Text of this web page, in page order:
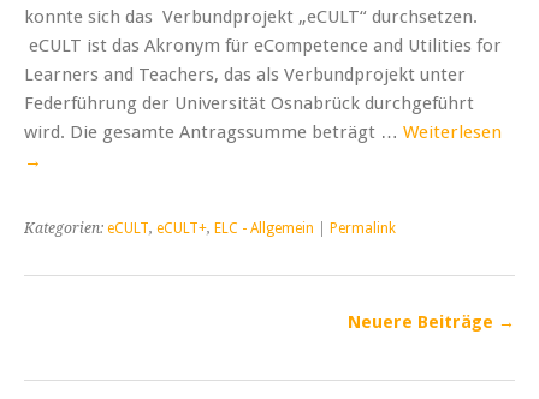
konnte sich das Verbundprojekt „eCULT“ durchsetzen.
eCULT ist das Akronym für eCompetence and Utilities for
Learners and Teachers, das als Verbundprojekt unter
Federführung der Universität Osnabrück durchgeführt
wird. Die gesamte Antragssumme beträgt … Weiterlesen
→
Kategorien: eCULT, eCULT+, ELC - Allgemein Permalink
Neuere Beiträge →